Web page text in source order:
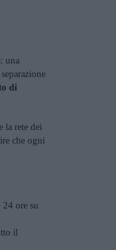
una
di
la rete dei
che ogni
24 ore su
il